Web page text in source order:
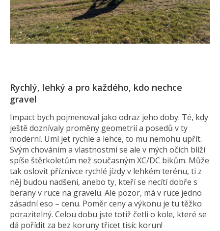
Rychlý, lehký a pro každého, kdo nechce
gravel
Impact bych pojmenoval jako odraz jeho doby. Té, kdy
ještě doznívaly proměny geometrií a posedů v ty
moderní. Umí jet rychle a lehce, to mu nemohu upřít.
Svým chováním a vlastnostmi se ale v mých očích blíží
spíše štěrkoletům než současným XC/DC bikům. Může
tak oslovit příznivce rychlé jízdy v lehkém terénu, ti z
něj budou nadšeni, anebo ty, kteří se necítí dobře s
berany v ruce na gravelu. Ale pozor, má v ruce jedno
zásadní eso – cenu. Poměr ceny a výkonu je tu těžko
porazitelný. Celou dobu jste totiž četli o kole, které se
dá pořídit za bez koruny třicet tisíc korun!